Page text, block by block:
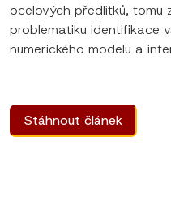
ocelových předlitků, tomu
problematiku identifikace
numerického modelu a
Stáhnout článek